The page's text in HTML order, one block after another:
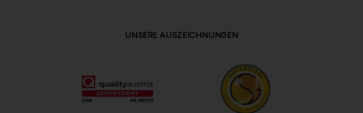
UNSERE AUSZEICHNUNGEN